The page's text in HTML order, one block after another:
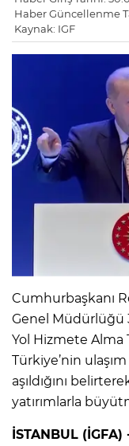
Haber Güncellenme
Kaynak: IGF
Cumhurbaşkanı
Genel Müdürlüğü
Yol Hizmete Alma
Türkiye’nin
aşıldığını
yatırımlarla
İSTANBUL (İGFA)